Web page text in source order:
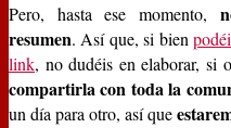
Pero, hasta ese momento,
resumen. Así que, si bien
link, no dudéis en elaborar, si
compartirla con toda la
un día para otro, así que